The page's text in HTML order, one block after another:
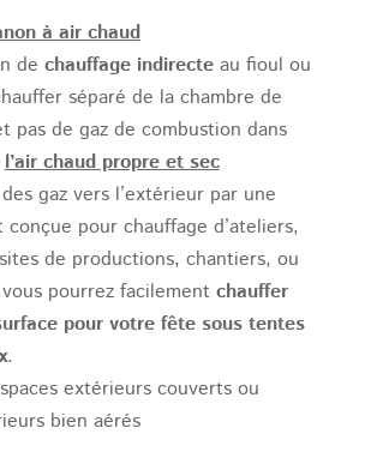
à air chaud
de chauffage indirecteau fioul ou
séparé de la chambre de
pas de gaz de combustion dans
l’air chaud propre et sec
gaz vers l’extérieur par une
pour chauffage d’ateliers,
de productions, chantiers, ou
pourrez facilement chauffer
pour votre fête sous tentes
.
extérieurs couverts ou
bien aérés